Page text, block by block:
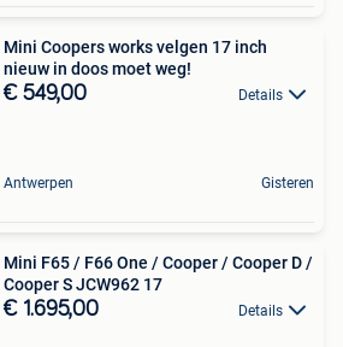
Mini Coopers works velgen 17 inch
nieuw in doos moet weg!
€ 549,00 Details
Antwerpen Gisteren
Mini F65 / F66 One / Cooper / Cooper D /
Cooper S JCW962 17
€ 1.695,00 Details